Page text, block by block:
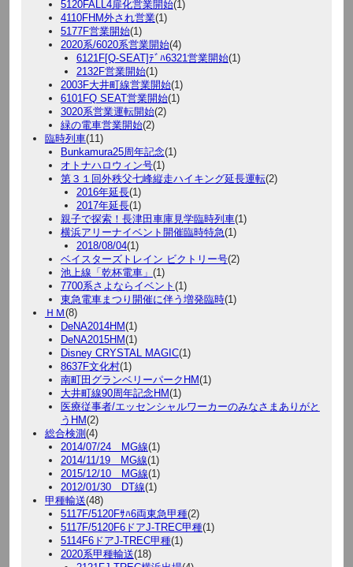
5120FALL4扉化営業開始(1)
4110FHM外され営業(1)
5177F営業開始(1)
2020系/6020系営業開始(4)
6121F[Q-SEAT]ﾃﾞﾊ6321営業開始(1)
2132F営業開始(1)
2003F大井町線営業開始(1)
6101FQ SEAT営業開始(1)
3020系営業運転開始(2)
緑の電車営業開始(2)
臨時列車(11)
Bunkamura25周年記念(1)
オトナハロウィン号(1)
第３１回外秩父七峰縦走ハイキング延長運転(2)
2016年延長(1)
2017年延長(1)
親子で探索！長津田車庫見学臨時列車(1)
横浜アリーナイベント開催臨時特急(1)
2018/08/04(1)
ベイスターズトレイン ビクトリー号(2)
池上線「乾杯電車」 (1)
7700系さよならイベント (1)
東急電車まつり開催に伴う増発臨時(1)
ＨＭ(8)
DeNA2014HM(1)
DeNA2015HM(1)
Disney CRYSTAL MAGIC(1)
8637F文化村(1)
南町田グランベリーパークHM(1)
大井町線90周年記念HM(1)
医療従事者/エッセンシャルワーカーのみなさまありがと
うHM(2)
総合検測 (4)
2014/07/24 MG線(1)
2014/11/19 MG線(1)
2015/12/10 MG線(1)
2012/01/30 DT線(1)
甲種輸送(48)
5117F/5120Fｻﾊ6両東急甲種(2)
5117F/5120F6ドアJ-TREC甲種(1)
5114F6ドアJ-TREC甲種(1)
2020系甲種輸送(18)